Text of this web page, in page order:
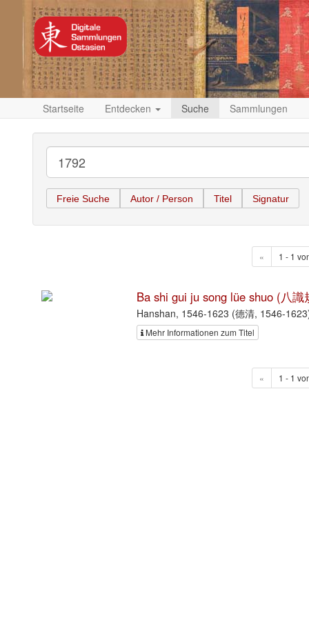
Startseite Entdecken Suche Sammlungen
Freie Suche Autor / Person Titel Signatur
« 1 - 1
Ba shi gui ju song lüe shuo (八
Hanshan, 1546-1623 (德清, 1546-
Mehr Informationen zum Titel
« 1 - 1